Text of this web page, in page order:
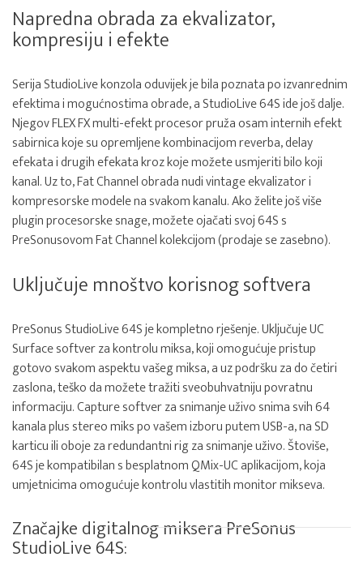
Napredna obrada za ekvalizator,
kompresiju i efekte
Serija StudioLive konzola oduvijek je bila poznata po izvanrednim
efektima i mogućnostima obrade, a StudioLive 64S ide još dalje.
Njegov FLEX FX multi-efekt procesor pruža osam internih efekt
sabirnica koje su opremljene kombinacijom reverba, delay
efekata i drugih efekata kroz koje možete usmjeriti bilo koji
kanal. Uz to, Fat Channel obrada nudi vintage ekvalizator i
kompresorske modele na svakom kanalu. Ako želite još više
plugin procesorske snage, možete ojačati svoj 64S s
PreSonusovom Fat Channel kolekcijom (prodaje se zasebno).
Uključuje mnoštvo korisnog softvera
PreSonus StudioLive 64S je kompletno rješenje. Uključuje UC
Surface softver za kontrolu miksa, koji omogućuje pristup
gotovo svakom aspektu vašeg miksa, a uz podršku za do četiri
zaslona, teško da možete tražiti sveobuhvatniju povratnu
informaciju. Capture softver za snimanje uživo snima svih 64
kanala plus stereo miks po vašem izboru putem USB-a, na SD
karticu ili oboje za redundantni rig za snimanje uživo. Štoviše,
64S je kompatibilan s besplatnom QMix-UC aplikacijom, koja
umjetnicima omogućuje kontrolu vlastitih monitor mikseva.
Značajke digitalnog miksera PreSonus
StudioLive 64S: